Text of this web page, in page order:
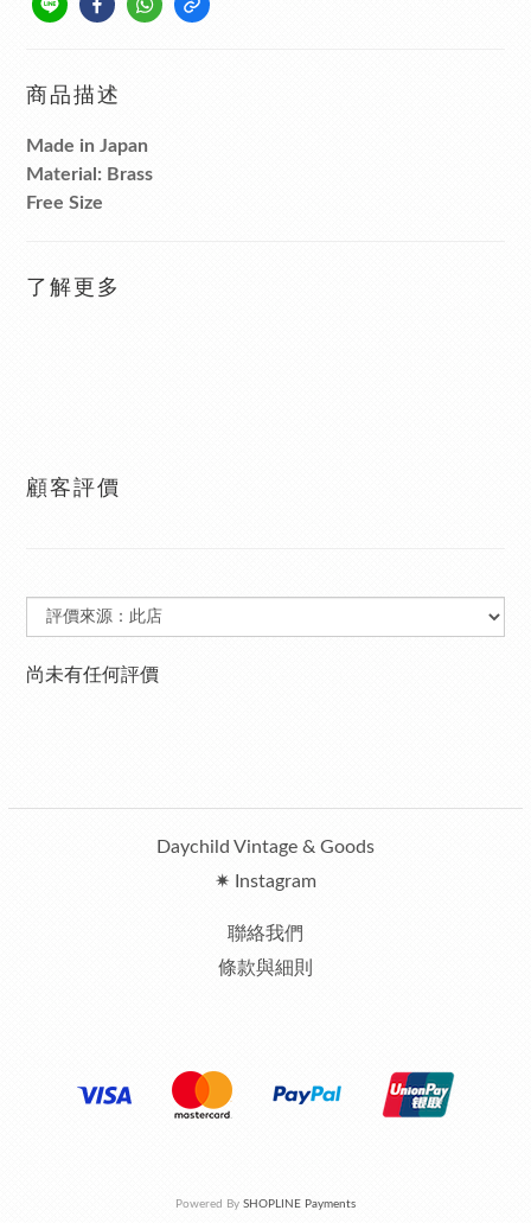
商品描述
Made in Japan
Material: Brass
Free Size
了解更多
顧客評價
尚未有任何評價
Daychild Vintage & Goods
✷ Instagram
聯絡我們
條款與細則
Powered By SHOPLINE Payments